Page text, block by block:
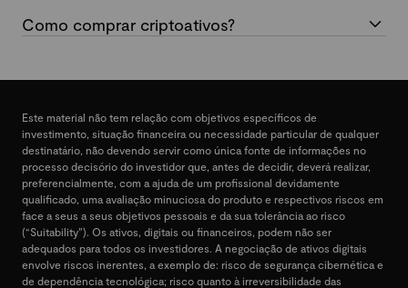
Como comprar criptoativos?
Este material não tem relação com objetivos específicos de
investimento, situação financeira ou necessidade particular de qualquer
destinatário, não devendo servir como única fonte de informações no
processo decisório do investidor que, antes de decidir, deverá realizar,
preferencialmente, com a ajuda de um profissional devidamente
qualificado, uma avaliação minuciosa do produto e respectivos riscos em
face a seus a seus objetivos pessoais e da sua tolerância ao risco
(“Suitability”). Os ativos, digitais ou financeiros, podem não ser
adequados para todos os investidores. A negociação de ativos digitais
envolve riscos inerentes, a exemplo de: risco de segurança cibernética e
de dependência tecnológica; risco quanto à irreversibilidade das